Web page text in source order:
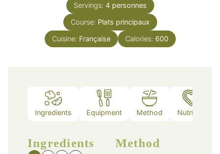
Servings: 4 personnes
Course: Plats principaux
Cuisine: Française Calories: 600
Ingredients Equipment Method Nutrition
Ingredients Method